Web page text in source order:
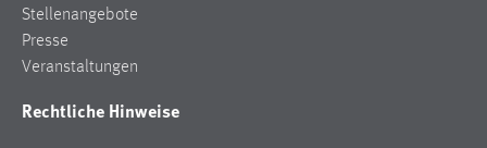
Stellenangebote
Presse
Veranstaltungen
Rechtliche Hinweise
Name:
Google Ireland Limited